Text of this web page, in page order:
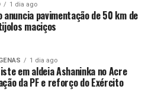
1 dia ago
anuncia pavimentação de 50 km de
maciços
1 dia ago
em aldeia Ashaninka no Acre
da PF e reforço do Exército